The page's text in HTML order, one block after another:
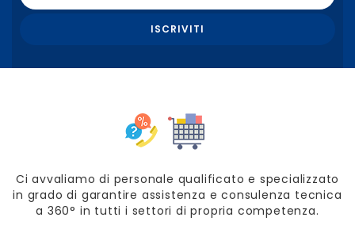
Ci avvaliamo di personale qualificato e specializzato
in grado di garantire assistenza e consulenza tecnica
a 360° in tutti i settori di propria competenza.